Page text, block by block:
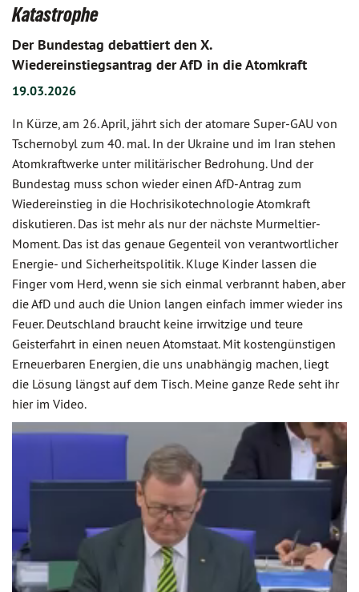
Katastrophe
Der Bundestag debattiert den X.
Wiedereinstiegsantrag der AfD in die Atomkraft
19.03.2026
In Kürze, am 26. April, jährt sich der atomare Super-GAU von
Tschernobyl zum 40. mal. In der Ukraine und im Iran stehen
Atomkraftwerke unter militärischer Bedrohung. Und der
Bundestag muss schon wieder einen AfD-Antrag zum
Wiedereinstieg in die Hochrisikotechnologie Atomkraft
diskutieren. Das ist mehr als nur der nächste Murmeltier-
Moment. Das ist das genaue Gegenteil von verantwortlicher
Energie- und Sicherheitspolitik. Kluge Kinder lassen die
Finger vom Herd, wenn sie sich einmal verbrannt haben, aber
die AfD und auch die Union langen einfach immer wieder ins
Feuer. Deutschland braucht keine irrwitzige und teure
Geisterfahrt in einen neuen Atomstaat. Mit kostengünstigen
Erneuerbaren Energien, die uns unabhängig machen, liegt
die Lösung längst auf dem Tisch. Meine ganze Rede seht ihr
hier im Video.